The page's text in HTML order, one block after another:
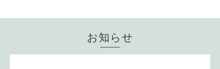
お知らせ